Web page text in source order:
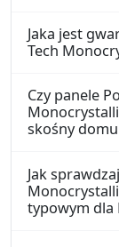
Jaka jest
Tech
Czy panele
skośny
Jak
typowym dla